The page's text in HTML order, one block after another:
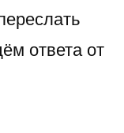
ответа от